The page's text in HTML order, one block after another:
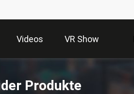
Videos VR Show
Produkte